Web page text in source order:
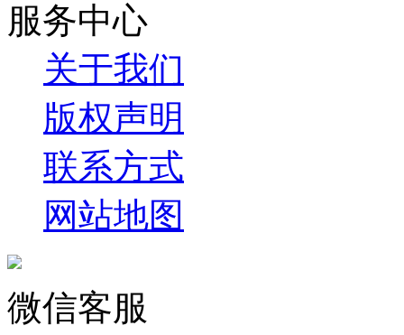
服务中心
关于我们
版权声明
联系方式
网站地图
微信客服